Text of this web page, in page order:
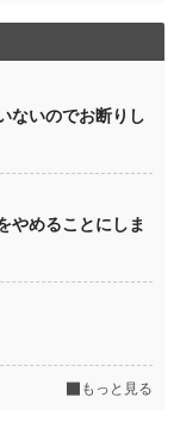
ないのでお断りし
やめることにしま
もっと見る